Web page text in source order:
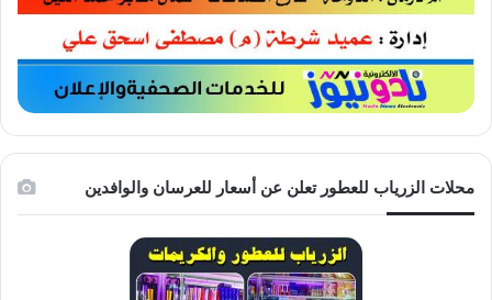
محلات الزرياب للعطور تعلن عن أسعار للعرسان والوافدين